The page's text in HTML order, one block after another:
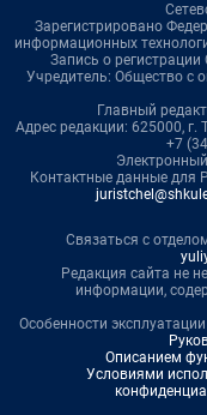
Зарегистрировано
информационных
Запись о
Учредитель: Общество с
Главный
Адрес редакции: 625000, г.
+7
Контактные данные для
Связаться с
Редакция сайта не
информации,
Особенности
Описанием
Условиями